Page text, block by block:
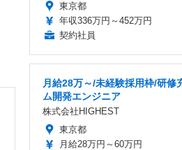
東京都
年収336万円～452万円
契約社員
月給28万～/未経験採用枠/研修
ム開発エンジニア
株式会社HIGHEST
東京都
月給28万円～60万円